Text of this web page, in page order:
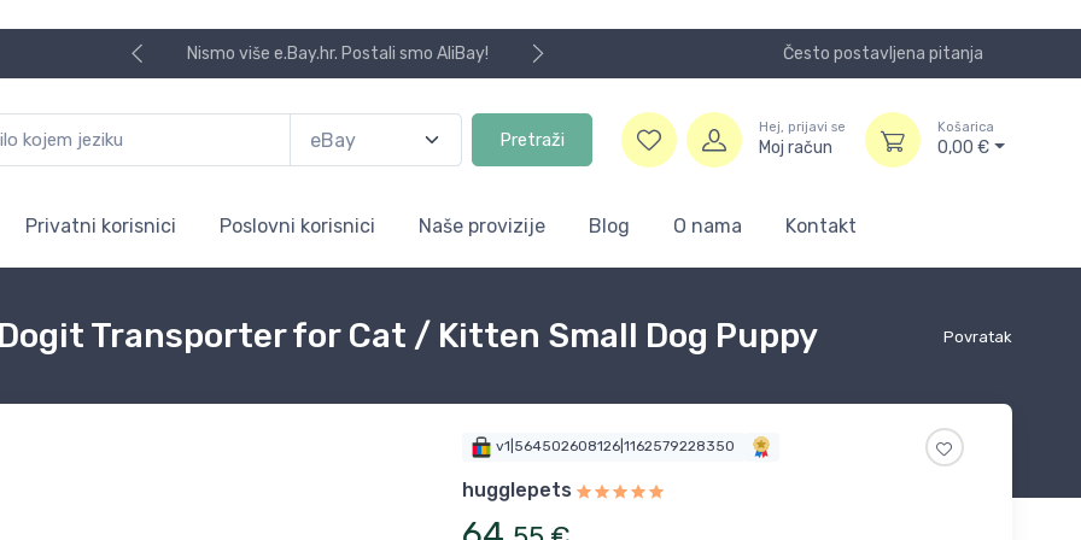
Nismo više e.Bay.hr. Postali smo AliBay! Često postavljena pitanja
Pretraži
Hej, prijavi se
Moj račun
Košarica
0,00 €
Privatni korisnici Poslovni korisnici Naše provizije Blog O nama Kontakt
Povratak
Transporter for Cat / Kitten Small Dog Puppy
v1|564502608126|1162579228350
hugglepets